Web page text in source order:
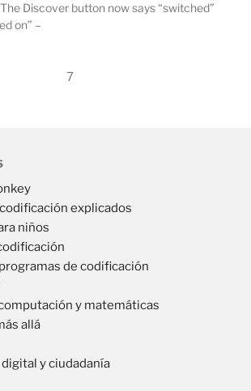
Discover button now says “switched”
on” –
7
explicados
niños
de codificación
y matemáticas
allá
y ciudadanía